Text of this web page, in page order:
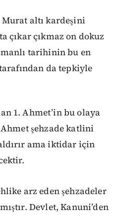
altı kardeşini
çıkar çıkmaz on dokuz
tarihinin bu en
da tepkiyle
1. Ahmet’in bu olaya
şehzade katlini
ama iktidar için
arz eden şehzadeler
Devlet, Kanuni’den